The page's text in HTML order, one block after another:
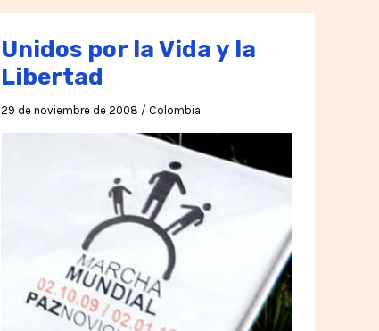
Unidos por la Vida y la
Libertad
29 de noviembre de 2008 / Colombia